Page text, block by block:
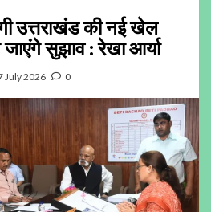
उत्तराखंड की नई खेल
सुझाव : रेखा आर्या
July 2026 0